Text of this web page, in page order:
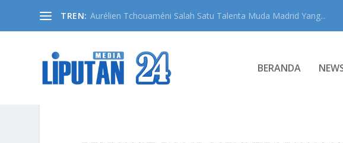
TREN: Aurélien Tchouaméni Salah Satu Talenta Muda Madrid Yang...
BERANDA